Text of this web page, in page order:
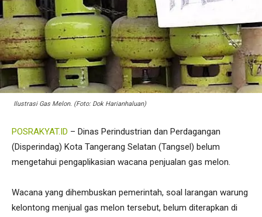
Ilustrasi Gas Melon. (Foto: Dok Harianhaluan)
POSRAKYAT.ID – Dinas Perindustrian dan Perdagangan
(Disperindag) Kota Tangerang Selatan (Tangsel) belum
mengetahui pengaplikasian wacana penjualan gas melon.
Wacana yang dihembuskan pemerintah, soal larangan warung
kelontong menjual gas melon tersebut, belum diterapkan di